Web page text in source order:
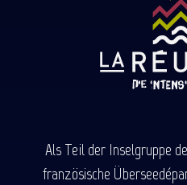
Als Teil der Inselgruppe
französische